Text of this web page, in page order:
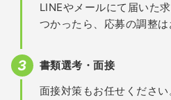
LINEやメールにて届いた
つかったら、応募の調整は
書類選考・面接
面接対策もお任せください